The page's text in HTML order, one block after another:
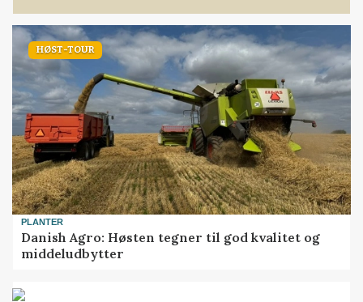
HØST-TOUR
PLANTER
Danish Agro: Høsten tegner til god kvalitet og
middeludbytter